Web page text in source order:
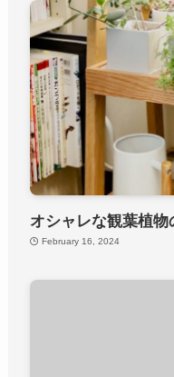
オシャレな観葉植
February 16, 2024